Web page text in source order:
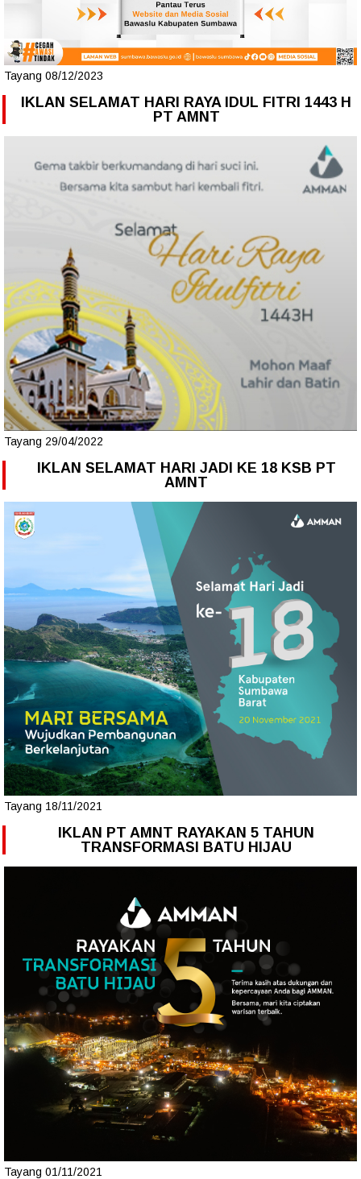
Tayang 08/12/2023
IKLAN SELAMAT HARI RAYA IDUL FITRI 1443 H
PT AMNT
Tayang 29/04/2022
IKLAN SELAMAT HARI JADI KE 18 KSB PT
AMNT
Tayang 18/11/2021
IKLAN PT AMNT RAYAKAN 5 TAHUN
TRANSFORMASI BATU HIJAU
Tayang 01/11/2021